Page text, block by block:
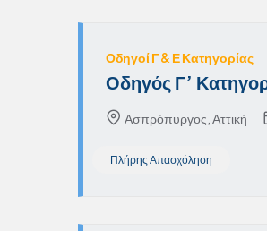
Οδηγοί Γ & Ε Κατηγορίας
Οδηγός Γ’
Ασπρόπυργος, Αττική
Πλήρης Απασχόληση